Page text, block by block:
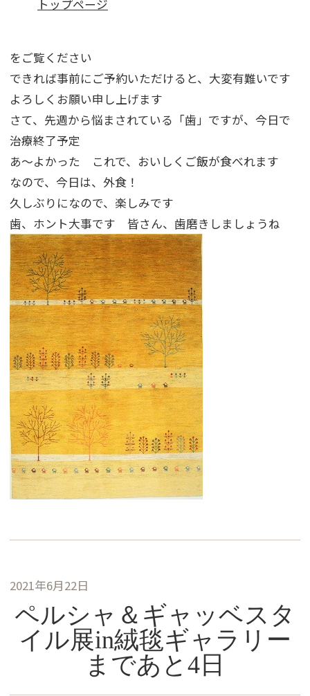
トップページ
をご覧ください
できれば事前にご予約いただけると、大変有難いです
よろしくお願い申し上げます
さて、先週から悩まされている「歯」ですが、今日で
治療終了予定
あ～よかった これで、おいしくご飯が食べれます
なので、今日は、外食！
久しぶりになので、楽しみです
歯、ホント大事です 皆さん、歯磨きしましょうね
2021年6月22日
ペルシャ＆ギャッベスタ
イル展in絨毯ギャラリー
まであと4日